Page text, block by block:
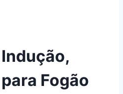
Fogão